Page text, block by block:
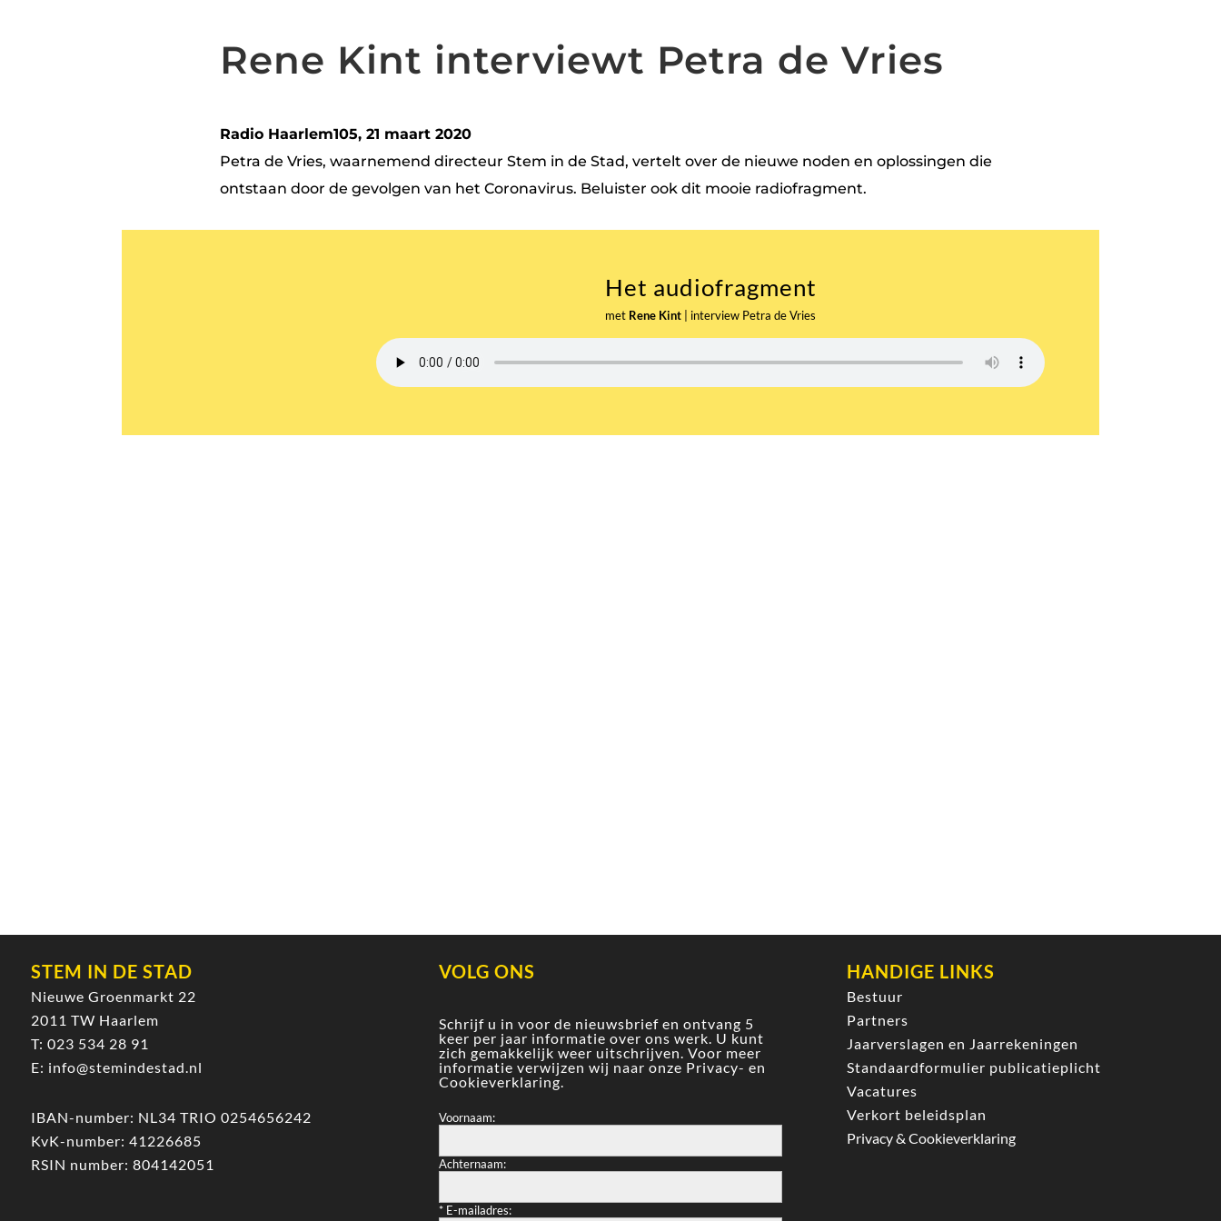
Rene Kint interviewt Petra de Vries
Radio Haarlem105, 21 maart 2020
Petra de Vries, waarnemend directeur Stem in de Stad, vertelt over de nieuwe noden en oplossingen die
ontstaan door de gevolgen van het Coronavirus. Beluister ook dit mooie radiofragment.
Het audiofragment
met Rene Kint | interview Petra de Vries
STEM IN DE STAD
Nieuwe Groenmarkt 22
2011 TW Haarlem
T: 023 534 28 91
E: info@stemindestad.nl
IBAN-number: NL34 TRIO 0254656242
KvK-number: 41226685
RSIN number: 804142051
VOLG ONS
Schrijf u in voor de nieuwsbrief en ontvang 5
keer per jaar informatie over ons werk. U kunt
zich gemakkelijk weer uitschrijven. Voor meer
informatie verwijzen wij naar onze Privacy- en
Cookieverklaring.
Voornaam:
Achternaam:
*E-mailadres:
HANDIGE LINKS
Bestuur
Partners
Jaarverslagen en Jaarrekeningen
Standaardformulier publicatieplicht
Vacatures
Verkort beleidsplan
Privacy & Cookieverklaring